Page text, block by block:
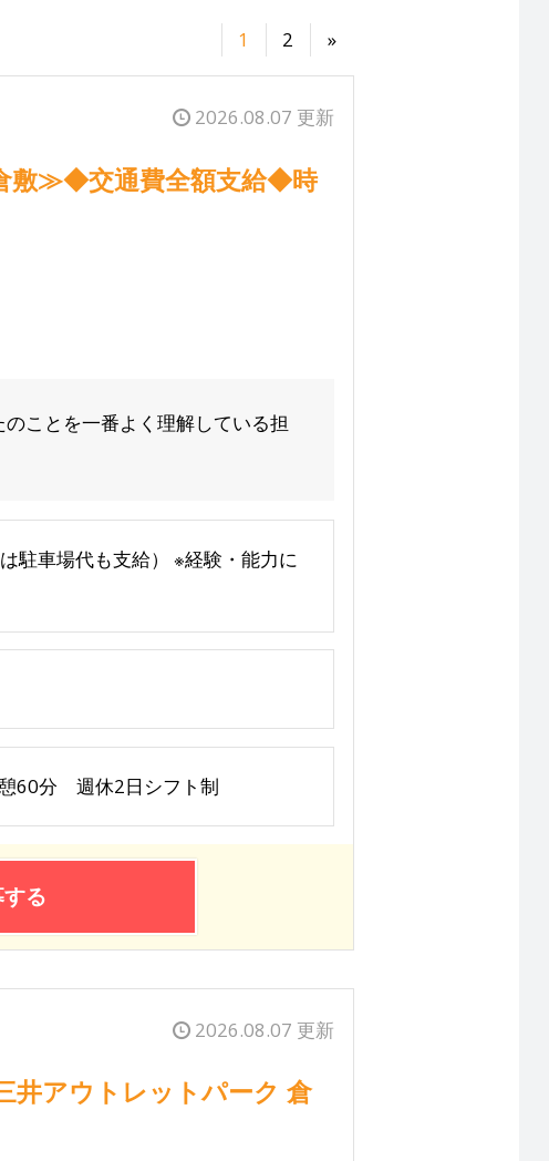
1 2 »
2026.08.07 更新
敷≫◆交通費全額支給◆時
ことを一番よく理解している担
駐車場代も支給） ※経験・能力に
60分 週休2日シフト制
る
2026.08.07 更新
井アウトレットパーク 倉